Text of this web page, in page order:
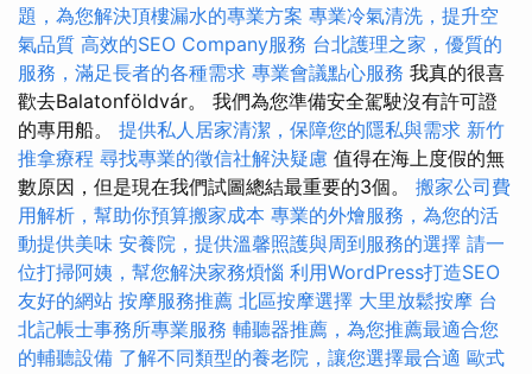
題，為您解決頂樓漏水的專業方案 專業冷氣清洗，提升空
氣品質 高效的SEO Company服務 台北護理之家，優質的
服務，滿足長者的各種需求 專業會議點心服務 我真的很喜
歡去Balatonföldvár。 我們為您準備安全駕駛沒有許可證
的專用船。 提供私人居家清潔，保障您的隱私與需求 新竹
推拿療程 尋找專業的徵信社解決疑慮 值得在海上度假的無
數原因，但是現在我們試圖總結最重要的3個。 搬家公司費
用解析，幫助你預算搬家成本 專業的外燴服務，為您的活
動提供美味 安養院，提供溫馨照護與周到服務的選擇 請一
位打掃阿姨，幫您解決家務煩惱 利用WordPress打造SEO
友好的網站 按摩服務推薦 北區按摩選擇 大里放鬆按摩 台
北記帳士事務所專業服務 輔聽器推薦，為您推薦最適合您
的輔聽設備 了解不同類型的養老院，讓您選擇最合適 歐式